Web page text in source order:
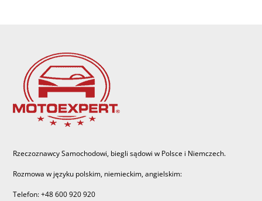
Rzeczoznawcy Samochodowi, biegli sądowi w Polsce i Niemczech.
Rozmowa w języku polskim, niemieckim, angielskim:
Telefon: +48 600 920 920